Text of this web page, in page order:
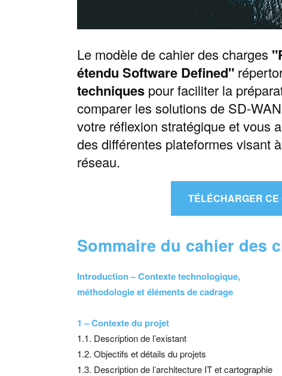
Le modèle de cahier des charges
étendu Software Defined"
techniques pour faciliter la
comparer les solutions de SD-
votre réflexion stratégique et vous
des différentes plateformes visant
réseau.
TÉLÉCHARGER
Sommaire du cahier des
Introduction – Contexte technologique,
méthodologie et éléments de cadrage
1 – Contexte du projet
1.1. Description de l’existant
1.2. Objectifs et détails du projets
1.3. Description de l’architecture IT et cartographie